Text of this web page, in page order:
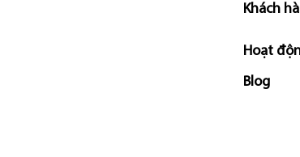
Khách
Hoạt
Blog